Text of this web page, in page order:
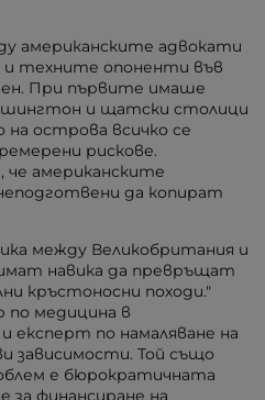
американските адвокати
и техните опоненти във
При първите имаше
и щатски столици
острова всичко се
рискове.
американските
да копират
между Великобритания и
навика да превръщат
кръстоносни походи."
по медицина в
експерт по намаляване на
Той също
е бюрократичната
финансиране на